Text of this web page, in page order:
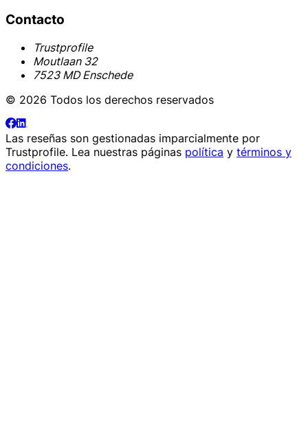
Contacto
Trustprofile
Moutlaan 32
7523 MD Enschede
© 2026 Todos los derechos reservados
Las reseñas son gestionadas imparcialmente por
Trustprofile. Lea nuestras páginas política y términos y
condiciones.